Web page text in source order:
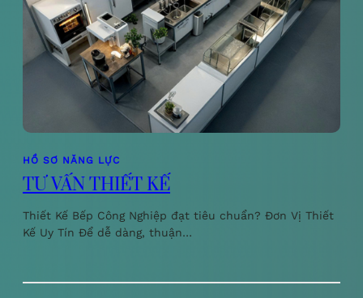
HỒ SƠ NĂNG LỰC
TƯ VẤN THIẾT KẾ
Thiết Kế Bếp Công Nghiệp đạt tiêu chuẩn? Đơn Vị Thiết
Kế Uy Tín Để dễ dàng, thuận…